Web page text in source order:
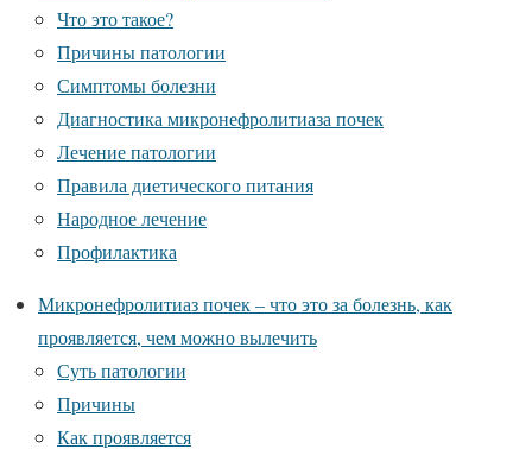
Что это такое?
Причины патологии
Симптомы болезни
Диагностика микронефролитиаза почек
Лечение патологии
Правила диетического питания
Народное лечение
Профилактика
Микронефролитиаз почек – что это за болезнь, как
проявляется, чем можно вылечить
Суть патологии
Причины
Как проявляется